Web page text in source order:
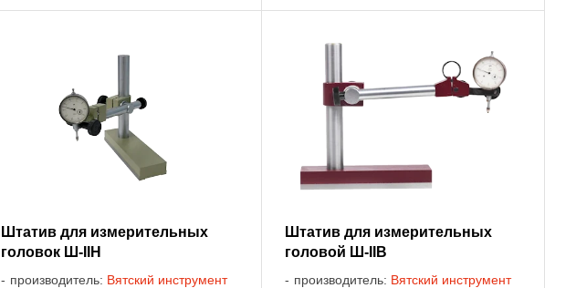
Штатив для измерительных
головок Ш-IIН
производитель: Вятский инструмент
Штатив для измерительных
головой Ш-IIВ
производитель: Вятский инструмент